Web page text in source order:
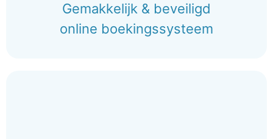
Gemakkelijk & beveiligd
online boekingssysteem